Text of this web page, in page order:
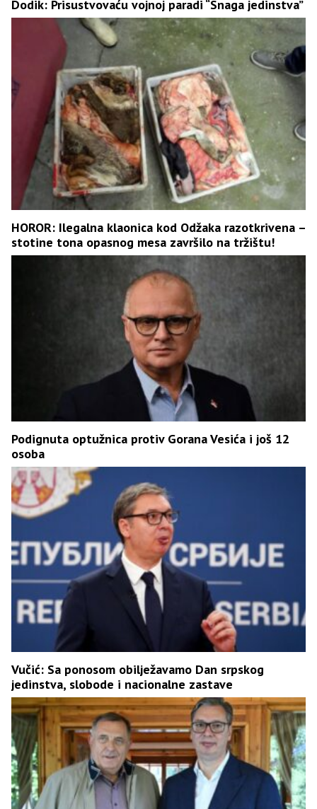
Dodik: Prisustvovaću vojnoj paradi “Snaga jedinstva”
HOROR: Ilegalna klaonica kod Odžaka razotkrivena –
stotine tona opasnog mesa završilo na tržištu!
Podignuta optužnica protiv Gorana Vesića i još 12
osoba
Vučić: Sa ponosom obilježavamo Dan srpskog
jedinstva, slobode i nacionalne zastave